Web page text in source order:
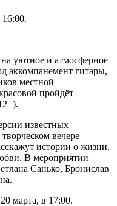
уютное и атмосферное
аккомпанемент гитары,
местной
пройдёт
известных
вечере
истории о жизни,
В мероприятии
Санько, Бронислав
марта, в 17:00.